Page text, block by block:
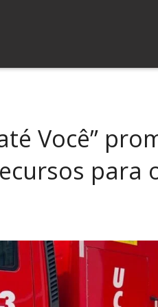
Você”
para o